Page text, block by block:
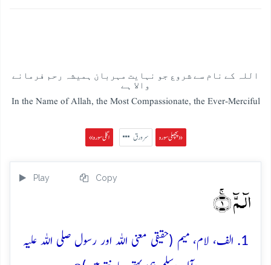
اللہ کے نام سے شروع جو نہایت مہربان ہمیشہ رحم فرمانے
والا ہے
In the Name of Allah, the Most Compassionate, the Ever-Merciful
پچھلی سورہ » سرورق « اگلی سورہ
Play Copy
الٓـمّٓ ۚ﴿۱﴾
1. الف، لام، میم (حقیقی معنی اللہ اور رسول صلی اللہ علیہ